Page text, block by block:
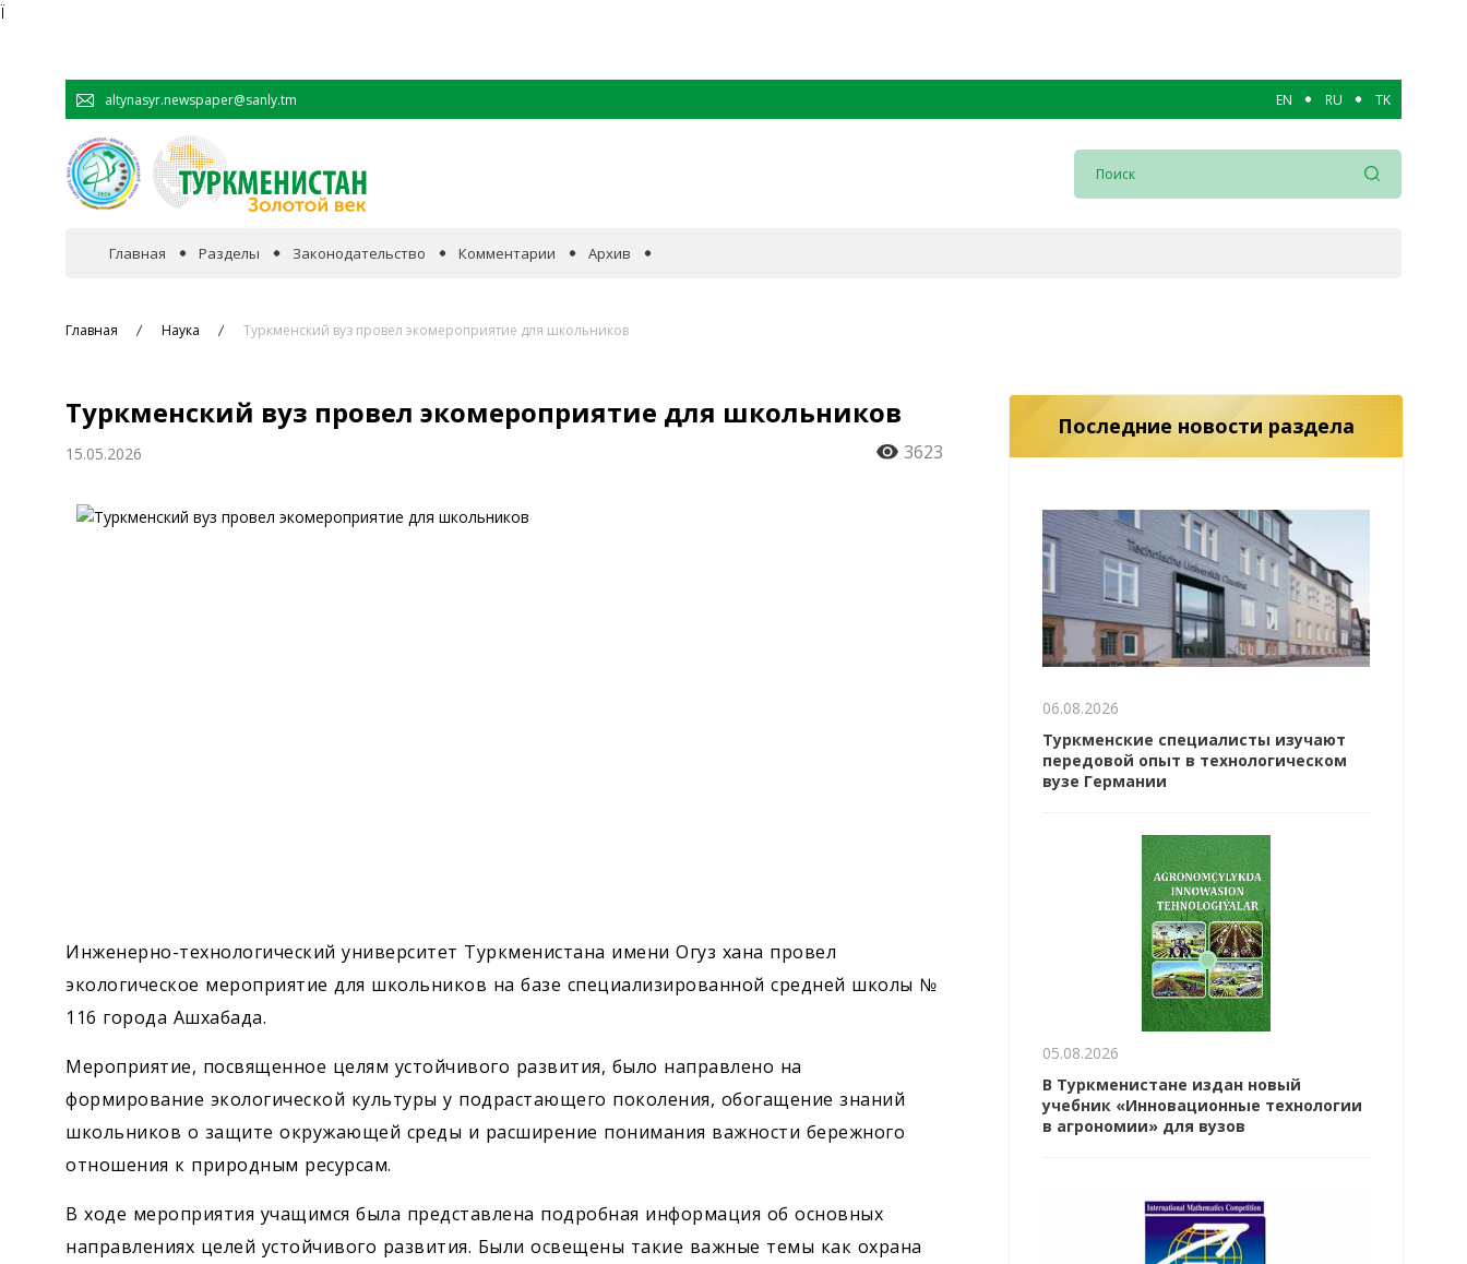
Ï
altynasyr.newspaper@sanly.tm EN RU TK
Главная Разделы
Сотрудничество
Законодательство Комментарии Архив
Главная Наука Туркменский вуз провел экомероприятие для школьников
Туркменский вуз провел экомероприятие для школьников
15.05.2026 3623
Инженерно-технологический университет Туркменистана имени Огуз хана провел
экологическое мероприятие для школьников на базе специализированной средней школы №
116 города Ашхабада.
Мероприятие, посвященное целям устойчивого развития, было направлено на
формирование экологической культуры у подрастающего поколения, обогащение знаний
школьников о защите окружающей среды и расширение понимания важности бережного
отношения к природным ресурсам.
В ходе мероприятия учащимся была представлена подробная информация об основных
направлениях целей устойчивого развития. Были освещены такие важные темы как охрана
Последние новости раздела
06.08.2026
Туркменские специалисты изучают
передовой опыт в технологическом
вузе Германии
05.08.2026
В Туркменистане издан новый
учебник «Инновационные технологии
в агрономии» для вузов